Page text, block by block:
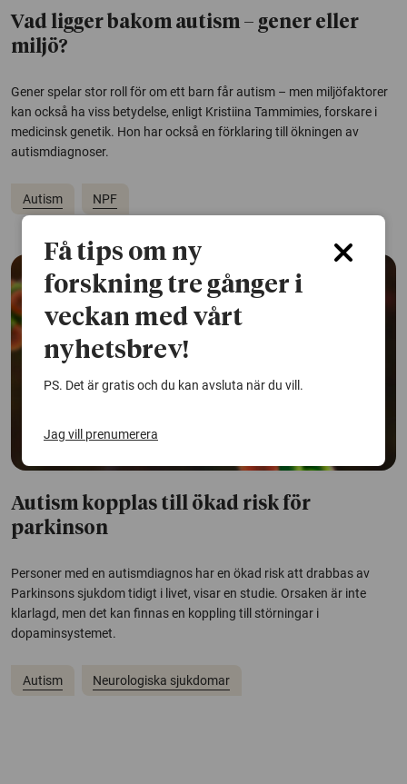
Vad ligger bakom autism – gener eller
miljö?
Gener spelar stor roll för om ett barn får autism – men miljöfaktorer
kan också ha viss betydelse, enligt Kristiina Tammimies, forskare i
medicinsk genetik. Hon har också en förklaring till ökningen av
autismdiagnoser.
Autism NPF
Autism kopplas till ökad risk för
parkinson
Personer med en autismdiagnos har en ökad risk att drabbas av
Parkinsons sjukdom tidigt i livet, visar en studie. Orsaken är inte
klarlagd, men det kan finnas en koppling till störningar i
dopaminsystemet.
Autism Neurologiska sjukdomar
Få tips om ny
forskning tre gånger i
veckan med vårt
nyhetsbrev!
PS. Det är gratis och du kan avsluta när du vill.
Jag vill prenumerera